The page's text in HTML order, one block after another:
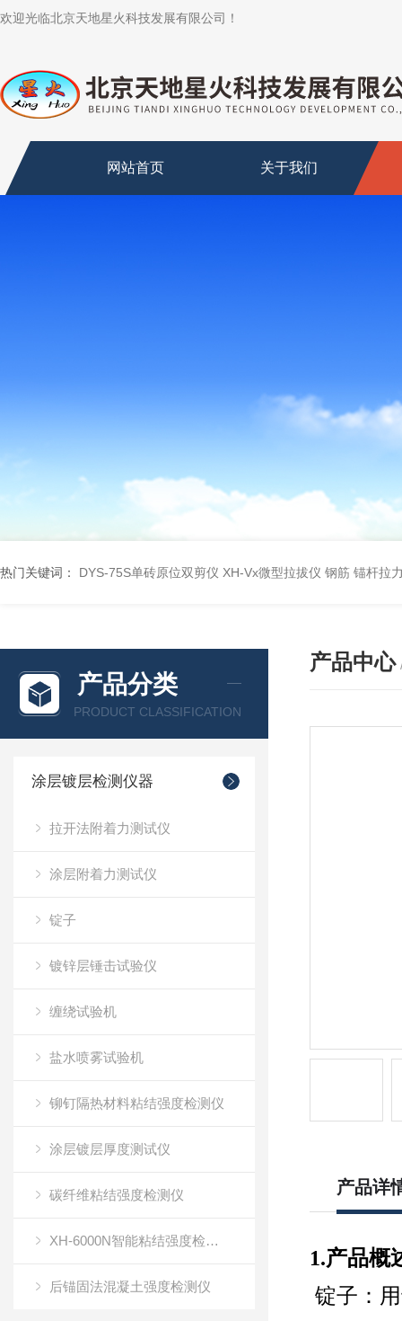
欢迎光临北京天地星火科技发展有限公司！
网站首页 关于我们
热门关键词： DYS-75S单砖原位双剪仪 XH-Vx微型拉拔仪 钢筋 锚杆拉
产品分类
PRODUCT CLASSIFICATION
涂层镀层检测仪器
拉开法附着力测试仪
涂层附着力测试仪
锭子
镀锌层锤击试验仪
缠绕试验机
盐水喷雾试验机
铆钉隔热材料粘结强度检测仪
涂层镀层厚度测试仪
碳纤维粘结强度检测仪
XH-6000N智能粘结强度检测仪
后锚固法混凝土强度检测仪
产品中心
产品详
1.产品概
锭子：